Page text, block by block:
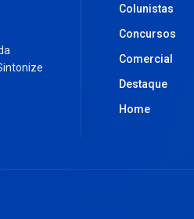
Colunistas
Concursos
Comercial
Destaque
Home